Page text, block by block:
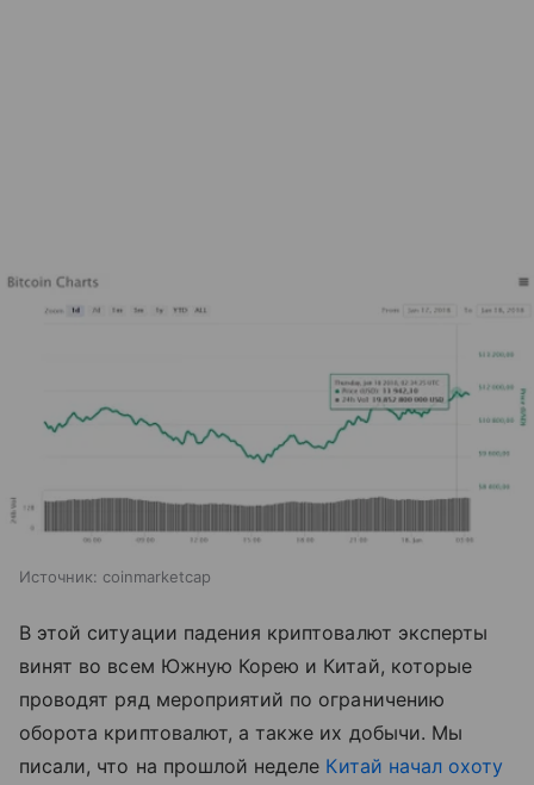
Источник: coinmarketcap
В этой ситуации падения криптовалют эксперты
винят во всем Южную Корею и Китай, которые
проводят ряд мероприятий по ограничению
оборота криптовалют, а также их добычи. Мы
писали, что на прошлой неделе Китай начал охоту